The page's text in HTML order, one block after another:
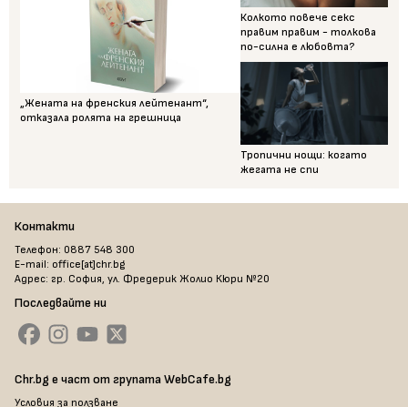
„Жената на френския лейтенант“,
отказала ролята на грешница
Колкото повече секс
правим правим - толкова
по-силна е любовта?
Тропични нощи: когато
жегата не спи
Контакти
Телефон: 0887 548 300
E-mail: office[at]chr.bg
Адрес: гр. София, ул. Фредерик Жолио Кюри №20
Последвайте ни
Chr.bg е част от групата WebCafe.bg
Условия за ползване